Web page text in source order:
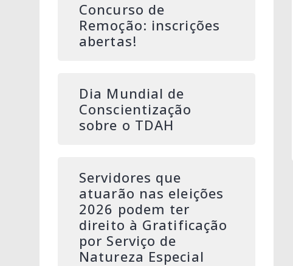
Concurso de
Remoção: inscrições
abertas!
Dia Mundial de
Conscientização
sobre o TDAH
Servidores que
atuarão nas eleições
2026 podem ter
direito à Gratificação
por Serviço de
Natureza Especial